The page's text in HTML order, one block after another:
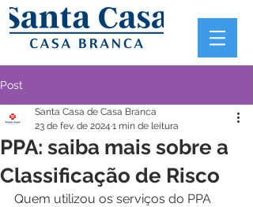
Post
PPA: saiba mais sobre a
Classificação de Risco
Santa Casa de Casa Branca
23 de fev. de 2024 1 min de leitura
Quem utilizou os serviços do PPA